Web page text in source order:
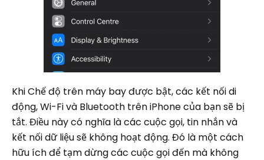
Khi Chế độ trên máy bay được bật, các kết nối di
động, Wi-Fi và Bluetooth trên iPhone của bạn sẽ bị
tắt. Điều này có nghĩa là các cuộc gọi, tin nhắn và
kết nối dữ liệu sẽ không hoạt động. Đó là một cách
hữu ích để tạm dừng các cuộc gọi đến mà không